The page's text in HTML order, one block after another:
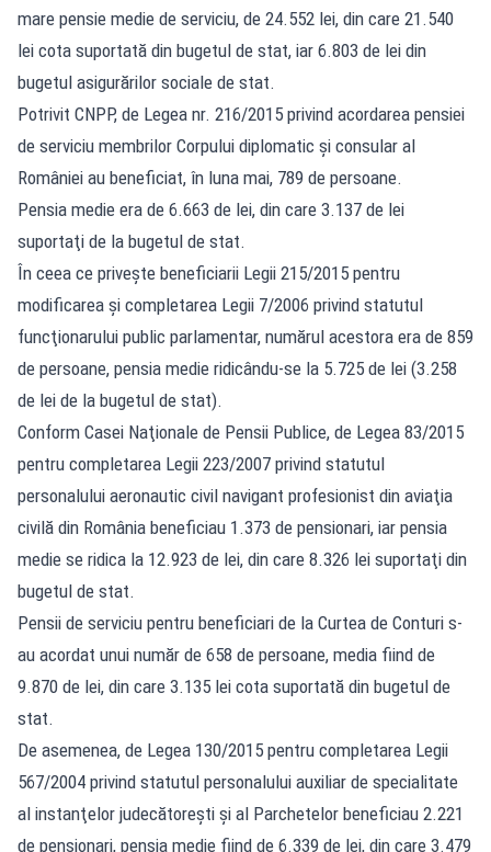
mare pensie medie de serviciu, de 24.552 lei, din care 21.540
lei cota suportată din bugetul de stat, iar 6.803 de lei din
bugetul asigurărilor sociale de stat.
Potrivit CNPP, de Legea nr. 216/2015 privind acordarea pensiei
de serviciu membrilor Corpului diplomatic şi consular al
României au beneficiat, în luna mai, 789 de persoane.
Pensia medie era de 6.663 de lei, din care 3.137 de lei
suportaţi de la bugetul de stat.
În ceea ce priveşte beneficiarii Legii 215/2015 pentru
modificarea şi completarea Legii 7/2006 privind statutul
funcţionarului public parlamentar, numărul acestora era de 859
de persoane, pensia medie ridicându-se la 5.725 de lei (3.258
de lei de la bugetul de stat).
Conform Casei Naţionale de Pensii Publice, de Legea 83/2015
pentru completarea Legii 223/2007 privind statutul
personalului aeronautic civil navigant profesionist din aviaţia
civilă din România beneficiau 1.373 de pensionari, iar pensia
medie se ridica la 12.923 de lei, din care 8.326 lei suportaţi din
bugetul de stat.
Pensii de serviciu pentru beneficiari de la Curtea de Conturi s-
au acordat unui număr de 658 de persoane, media fiind de
9.870 de lei, din care 3.135 lei cota suportată din bugetul de
stat.
De asemenea, de Legea 130/2015 pentru completarea Legii
567/2004 privind statutul personalului auxiliar de specialitate
al instanţelor judecătoreşti şi al Parchetelor beneficiau 2.221
de pensionari, pensia medie fiind de 6.339 de lei, din care 3.479